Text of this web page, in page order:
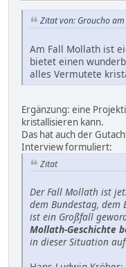
Zitat von: Groucho
Am Fall Mollath ist
bietet einen
alles Vermutete
Ergänzung: eine
kristallisieren kann.
Das hat auch der
Interview formuliert:
Zitat
Der Fall Mollath ist
dem Bundestag, dem
ist ein Großfall
Mollath-Geschichte
in dieser Situation